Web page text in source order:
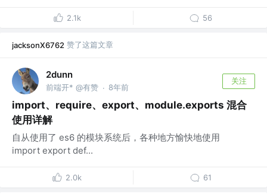
2.1k 56
jacksonX6762 赞了这篇文章
2dunn
前端开* @有赞 · 8年前
关注
import、require、export、module.exports 混合
使用详解
自从使用了 es6 的模块系统后，各种地方愉快地使用
import export def...
2.0k 61